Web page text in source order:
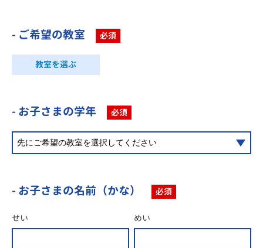
- ご希望の教室 必須
教室を選ぶ
- お子さまの学年 必須
- お子さまの名前（かな） 必須
せい めい